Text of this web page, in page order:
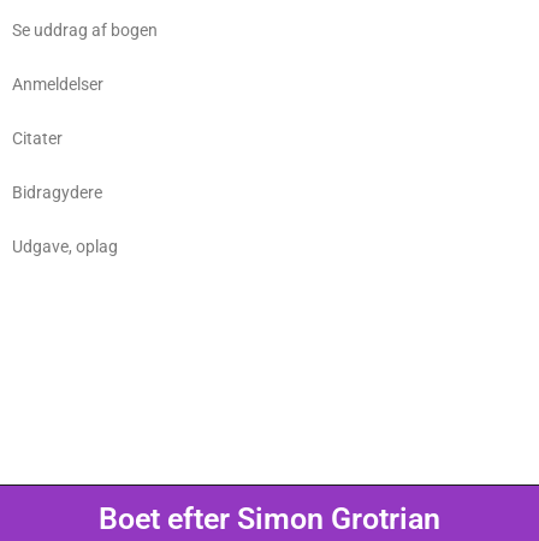
Se uddrag af bogen
Anmeldelser
Citater
Bidragydere
Udgave, oplag
Boet efter Simon Grotrian